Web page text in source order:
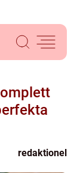
redaktionel